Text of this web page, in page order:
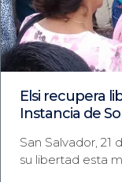
Elsi recupera
Instancia de
San Salvador, 21
su libertad esta